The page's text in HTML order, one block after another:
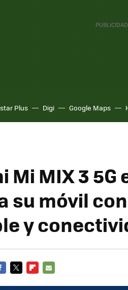
Plus Digi Google Maps
Mi MIX 3
su móvil
y